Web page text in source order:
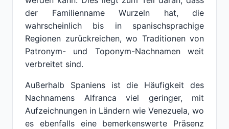
der Familienname Wurzeln hat, die
wahrscheinlich bis in spanischsprachige
Regionen zurückreichen, wo Traditionen von
Patronym- und Toponym-Nachnamen weit
verbreitet sind.
Außerhalb Spaniens ist die Häufigkeit des
Nachnamens Alfranca viel geringer, mit
Aufzeichnungen in Ländern wie Venezuela, wo
es ebenfalls eine bemerkenswerte Präsenz